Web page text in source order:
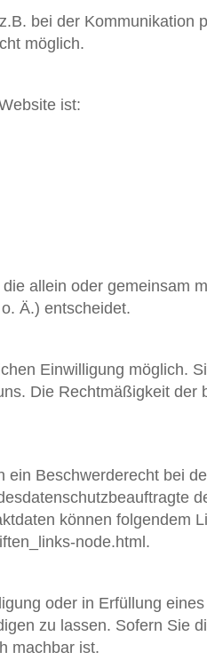
bei der Kommunikation
möglich.
ist:
allein oder gemeinsam
Ä.) entscheidet.
Einwilligung möglich.
Die Rechtmäßigkeit
Beschwerderecht bei
können folgendem
node.html.
oder in Erfüllung
zu lassen. Sofern Sie
machbar ist.